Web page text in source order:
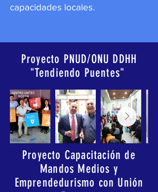
capacidades locales.
Proyecto PNUD/ONU DDHH
"Tendiendo Puentes"
Proyecto Capacitación de
Mandos Medios y
Emprendedurismo con Unión